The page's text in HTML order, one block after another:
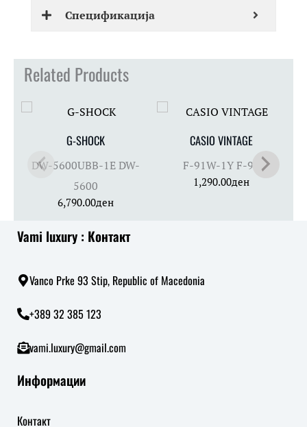
Спецификација
Related Products
G-SHOCK
DW-5600UBB-1E DW-
5600
6,790.00ден
CASIO VINTAGE
F-91W-1Y F-91
1,290.00ден
Vami luxury : Контакт
Vanco Prke 93 Stip, Republic of Macedonia
+389 32 385 123
vami.luxury@gmail.com
Информации
Контакт